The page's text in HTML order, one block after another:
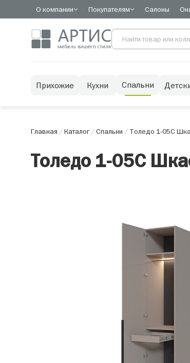
О компании Покупателям Салоны
Прихожие Кухни Спальни
Главная /Каталог/Спальни / Толедо 1-05С
Толедо 1-05С